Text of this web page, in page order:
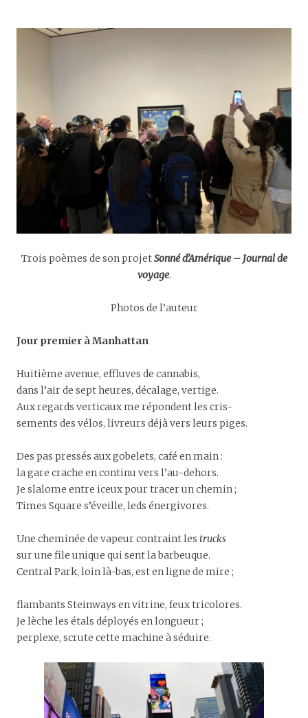
Trois poèmes de son projetSonné d’Amérique– Journal de
voyage.
Photos de l’auteur
Jour premier à Manhattan
Huitième avenue, effluves de cannabis,
dans l’air de sept heures, décalage, vertige.
Aux regards verticaux me répondent les cris-
sements des vélos, livreurs déjà vers leurs piges.
Des pas pressés aux gobelets, café en main :
la gare crache en continu vers l’au-dehors.
Je slalome entre iceux pour tracer un chemin ;
Times Square s’éveille, leds énergivores.
Une cheminée de vapeur contraint les trucks
sur une file unique qui sent la barbeuque.
Central Park, loin là-bas, est en ligne de mire ;
flambants Steinways en vitrine, feux tricolores.
Je lèche les étals déployés en longueur ;
perplexe, scrute cette machine à séduire.